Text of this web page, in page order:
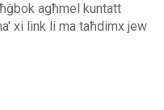
agħmel kuntatt
xi link li ma taħdimx jew